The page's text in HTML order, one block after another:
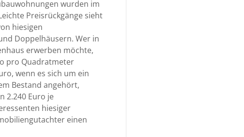
wurden im
Preisrückgänge sieht
hiesigen
Doppelhäusern. Wer in
erwerben möchte,
pro Quadratmeter
wenn es sich um ein
Bestand angehört,
2.240 Euro je
hiesiger
einen